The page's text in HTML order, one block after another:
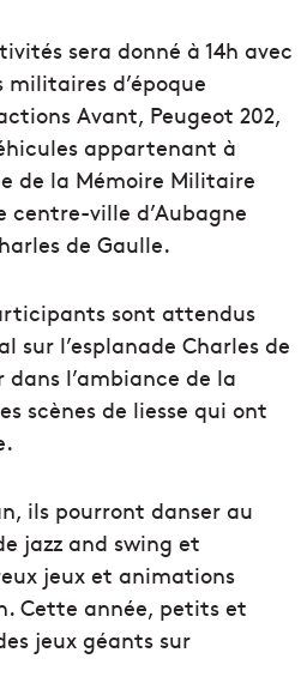
sera donné à 14h avec
d’époque
Avant, Peugeot 202,
appartenant à
de la Mémoire Militaire
ville d’Aubagne
de Gaulle.
sont attendus
sur l’esplanade Charles de
l’ambiance de la
scènes de liesse qui ont
ils pourront danser au
jazz and swing et
jeux et animations
Cette année, petits et
jeux géants sur